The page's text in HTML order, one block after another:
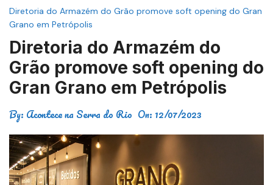
Diretoria do Armazém do Grão promove soft opening do Gran
Grano em Petrópolis
Diretoria do Armazém do
Grão promove soft opening do
Gran Grano em Petrópolis
By: Acontece na Serra do Rio On: 12/07/2023